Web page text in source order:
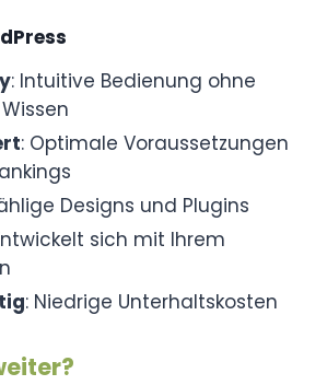
: Intuitive Bedienung ohne
: Optimale Voraussetzungen
Designs und Plugins
sich mit Ihrem
: Niedrige Unterhaltskosten